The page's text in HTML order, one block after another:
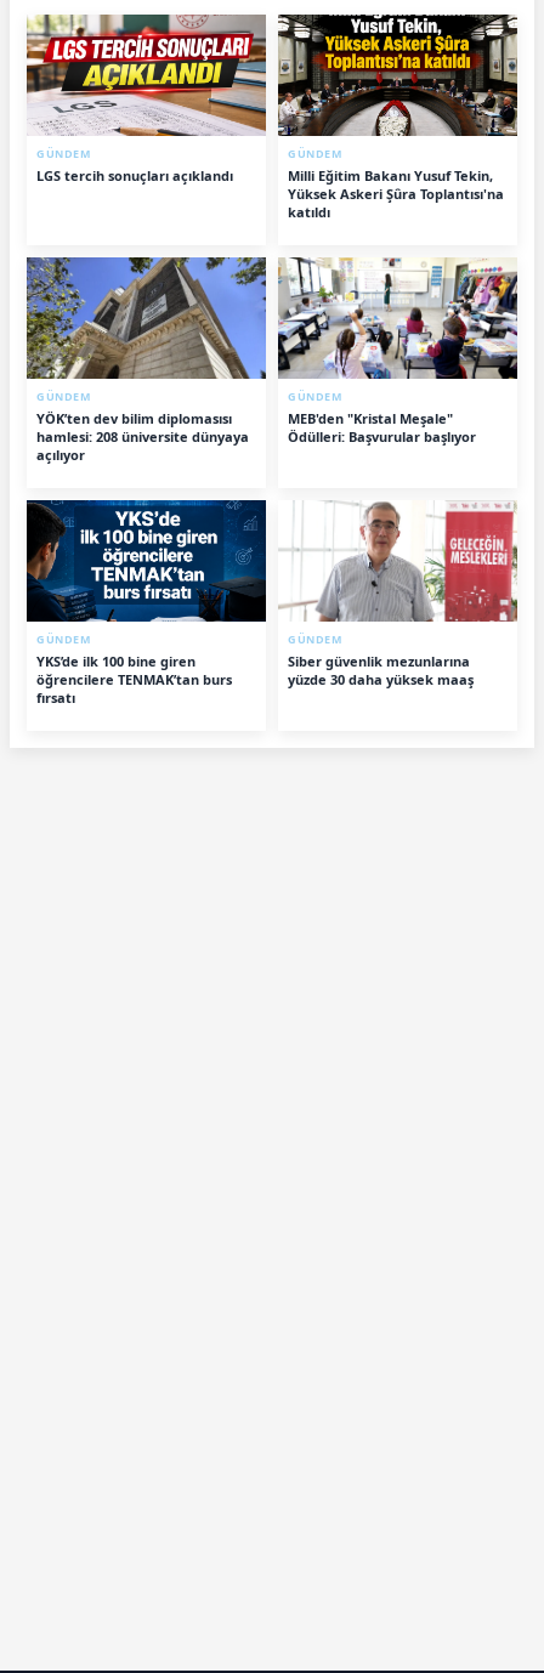
GÜNDEM
LGS tercih sonuçları açıklandı
GÜNDEM
Milli Eğitim Bakanı Yusuf Tekin,
Yüksek Askeri Şûra Toplantısı'na
katıldı
GÜNDEM
YÖK’ten dev bilim diplomasısı
hamlesi: 208 üniversite dünyaya
açılıyor
GÜNDEM
MEB'den "Kristal Meşale"
Ödülleri: Başvurular başlıyor
GÜNDEM
YKS’de ilk 100 bine giren
öğrencilere TENMAK’tan burs
fırsatı
GÜNDEM
Siber güvenlik mezunlarına
yüzde 30 daha yüksek maaş